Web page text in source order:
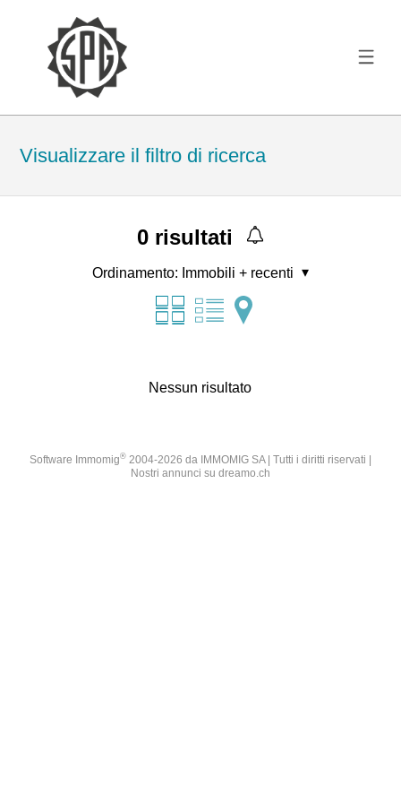
Visualizzare il filtro di ricerca
0risultati
Ordinamento: Immobili + recenti
Nessun risultato
Software Immomig® 2004-2026 da IMMOMIG SA | Tutti i diritti riservati |
Nostri annunci su dreamo.ch